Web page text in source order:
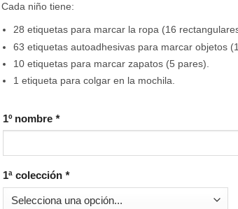
Cada niño tiene:
28 etiquetas para marcar la ropa (16
63 etiquetas autoadhesivas para marcar objetos
10 etiquetas para marcar zapatos (5 pares).
1 etiqueta para colgar en la mochila.
1º nombre *
1ª colección *